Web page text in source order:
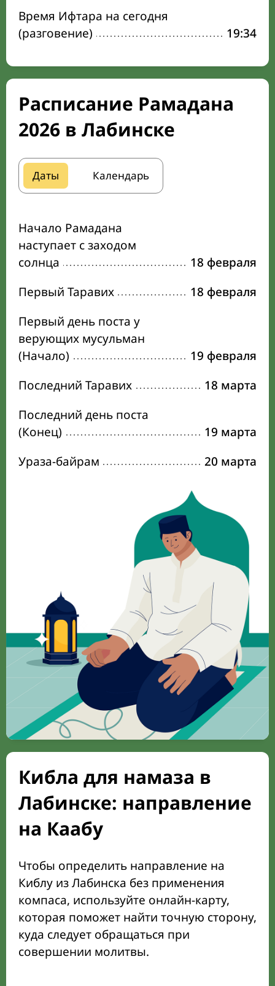
Время Ифтара на сегодня
(разговение)
19:34
Расписание Рамадана
2026 в Лабинске
Даты Календарь
Начало Рамадана
наступает с заходом
солнца
18 февраля
Первый Таравих
18 февраля
Первый день поста у
верующих мусульман
(Начало)
19 февраля
Последний Таравих
18 марта
Последний день поста
(Конец)
19 марта
Ураза-байрам
20 марта
Кибла для намаза в
Лабинске: направление
на Каабу
Чтобы определить направление на
Киблу из Лабинска без применения
компаса, используйте онлайн-карту,
которая поможет найти точную сторону,
куда следует обращаться при
совершении молитвы.